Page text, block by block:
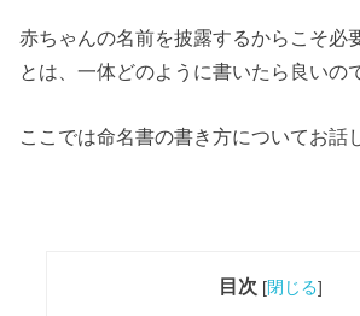
赤ちゃんの名前を披露するからこそ必
とは、一体どのように書いたら良いの
ここでは命名書の書き方についてお話
目次 [閉じる]